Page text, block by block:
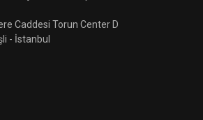
Caddesi Torun Center D
- İstanbul